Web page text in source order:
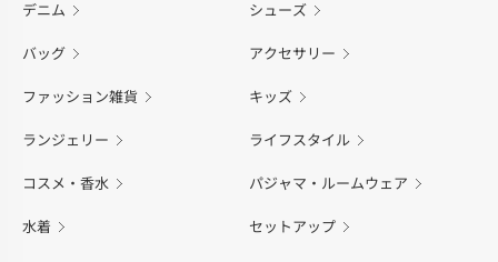
デニム シューズ
バッグ アクセサリー
ファッション雑貨 キッズ
ランジェリー ライフスタイル
コスメ・香水 パジャマ・ルームウェア
水着 セットアップ